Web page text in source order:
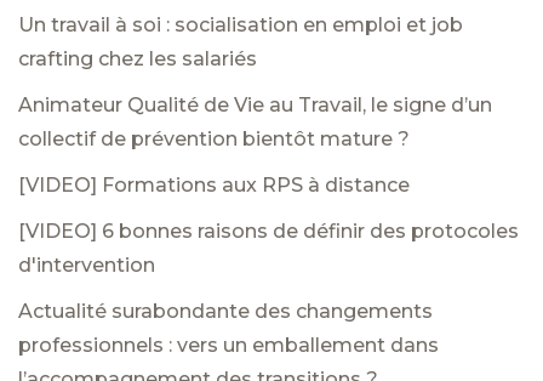
Un travail à soi : socialisation en emploi et job
crafting chez les salariés
Animateur Qualité de Vie au Travail, le signe d’un
collectif de prévention bientôt mature ?
[VIDEO] Formations aux RPS à distance
[VIDEO] 6 bonnes raisons de définir des protocoles
d'intervention
Actualité surabondante des changements
professionnels : vers un emballement dans